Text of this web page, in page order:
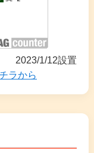
2023/1/12設置
ラから